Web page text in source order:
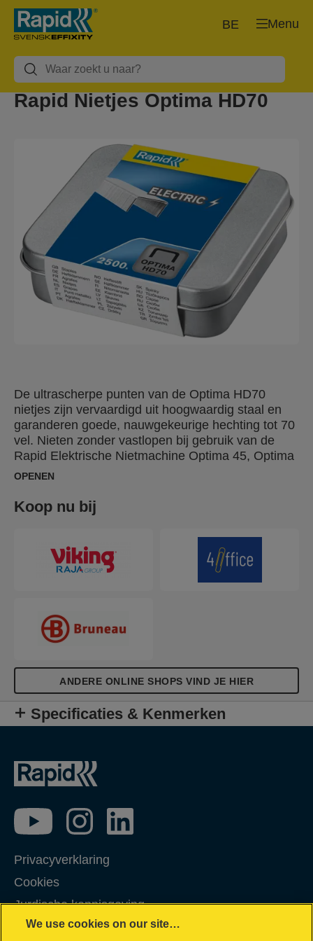
Menu
BE
Rapid Nietjes Optima HD70
De ultrascherpe punten van de Optima HD70
nietjes zijn vervaardigd uit hoogwaardig staal en
garanderen goede, nauwgekeurige hechting tot 70
vel. Nieten zonder vastlopen bij gebruik van de
Rapid Elektrische Nietmachine Optima 45, Optima
70 en de Optima 60E. Verpakt per 2500 in een
OPENEN
Koop nu bij
ANDERE ONLINE SHOPS VIND JE HIER
Specificaties & Kenmerken
Privacyverklaring
Cookies
Jurdische kennisgeving
Imprint
We use cookies on our site…